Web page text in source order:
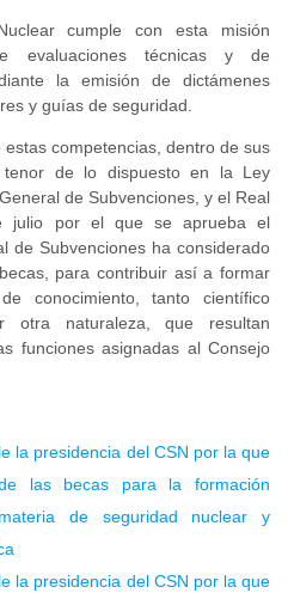
cumple con esta misión
evaluaciones técnicas y de
la emisión de dictámenes
y guías de seguridad.
competencias, dentro de sus
tenor de lo dispuesto en la Ley
de Subvenciones, y el Real
julio por el que se aprueba el
de Subvenciones ha considerado
para contribuir así a formar
conocimiento, tanto científico
otra naturaleza, que resultan
funciones asignadas al Consejo
la presidencia del CSN por la que
las becas para la formación
de seguridad nuclear y
la presidencia del CSN por la que